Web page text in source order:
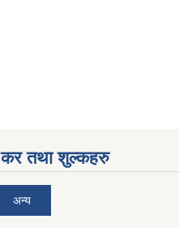
कर तथा शुल्कहरु
अन्य